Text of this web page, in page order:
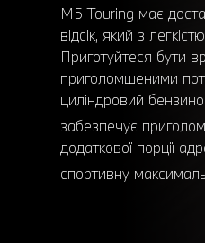
M5 Touring має
відсік, який з
Приготуйтеся бути
приголомшеними
циліндровий
забезпечує
додаткової порції
спортивну